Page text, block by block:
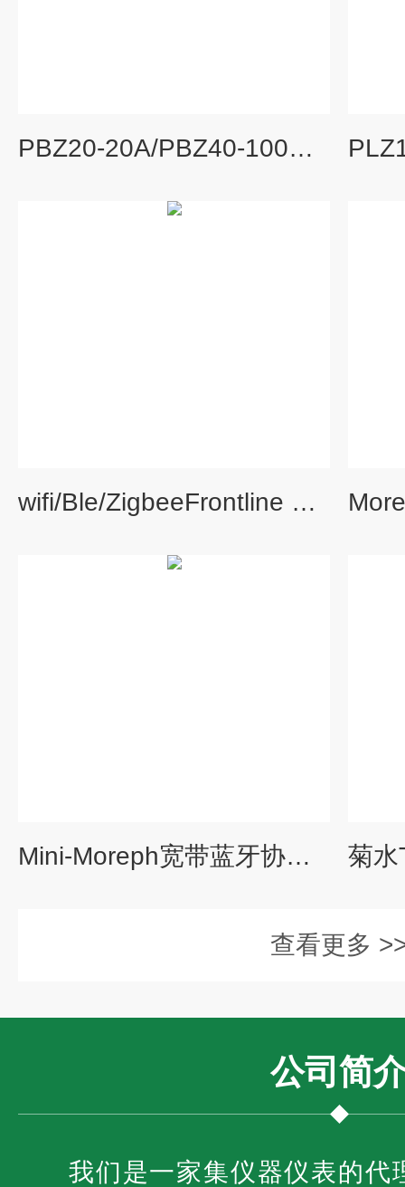
PBZ20-20A/PBZ40-100菊水KIKUSUI智能型双极性电源PBZ系列
wifi/Ble/ZigbeeFrontline X240无线宽带分析仪 协议分析仪
Mini-Moreph宽带蓝牙协议分析仪
查看更多
公司 简
我们是一家集仪器仪表的代